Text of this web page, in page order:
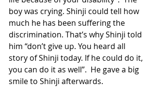
boy was crying. Shinji could tell how
much he has been suffering the
discrimination. That’s why Shinji told
him “don’t give up. You heard all
story of Shinji today. If he could do it,
you can do it as well”.  He gave a big
smile to Shinji afterwards.